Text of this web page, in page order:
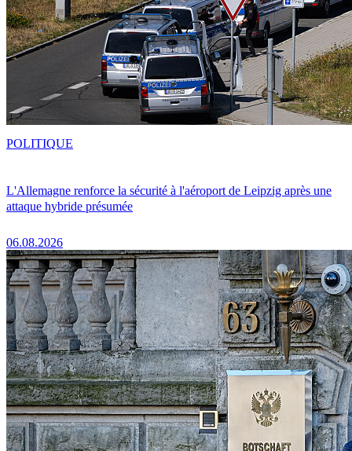
L'Allemagne renforce la sécurité à l'aéroport de Leipzig après une
attaque hybride présumée
06.08.2026
POLITIQUE